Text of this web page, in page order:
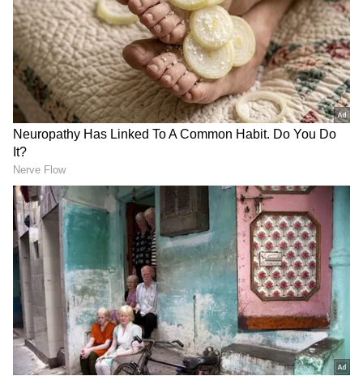
RECOMMENDED STORIES
உசுப்பேத்துறவங்கள ஓட
விட்டு,
கடுப்பேத்துறவங்கள
கதற விட்ட விஜய்!
Trisha: டீலே இதுதான்.!
விராலிமலையில் த்ரிஷா
போட்டி.?! வெற்றி
கனியை தட்டி தருவதாக
விஜயபாஸ்கர் உறுதி.!